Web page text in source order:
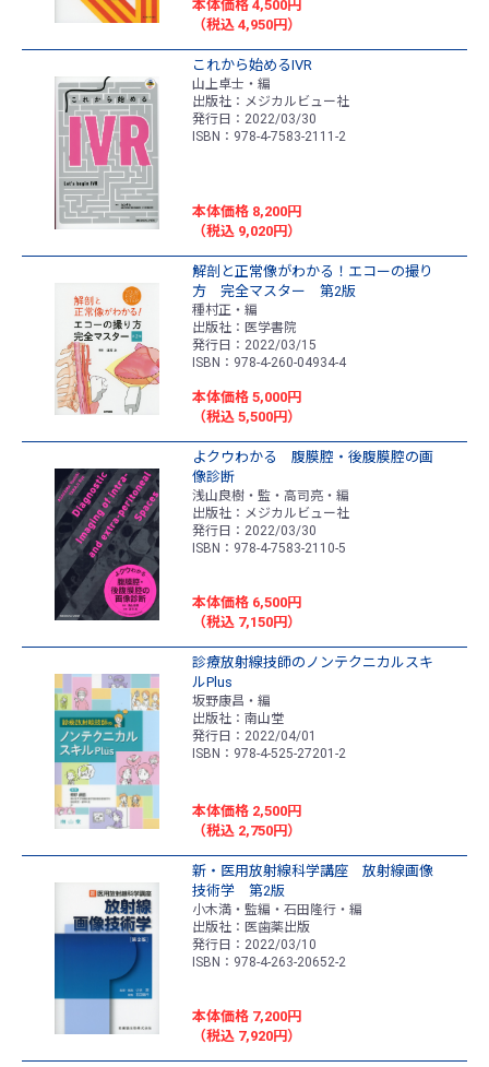
本体価格 4,500円
（税込 4,950円）
これから始めるIVR
山上卓士・編
出版社：メジカルビュー社
発行日：2022/03/30
ISBN：978-4-7583-2111-2
本体価格 8,200円
（税込 9,020円）
解剖と正常像がわかる！エコーの撮り
方 完全マスター 第2版
種村正・編
出版社：医学書院
発行日：2022/03/15
ISBN：978-4-260-04934-4
本体価格 5,000円
（税込 5,500円）
よクウわかる 腹膜腔・後腹膜腔の画
像診断
浅山良樹・監・高司亮・編
出版社：メジカルビュー社
発行日：2022/03/30
ISBN：978-4-7583-2110-5
本体価格 6,500円
（税込 7,150円）
診療放射線技師のノンテクニカルスキ
ルPlus
坂野康昌・編
出版社：南山堂
発行日：2022/04/01
ISBN：978-4-525-27201-2
本体価格 2,500円
（税込 2,750円）
新・医用放射線科学講座 放射線画像
技術学 第2版
小木満・監編・石田隆行・編
出版社：医歯薬出版
発行日：2022/03/10
ISBN：978-4-263-20652-2
本体価格 7,200円
（税込 7,920円）